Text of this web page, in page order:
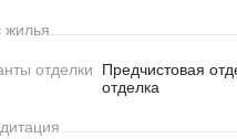
жилья
отделки Предчистовая
отделка